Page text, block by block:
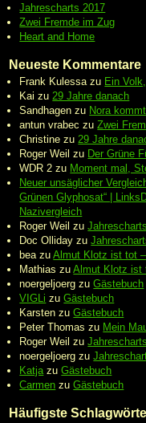
Jahrescharts 2017
Zwei Fremde im Zug
Heart and Home
Neueste Kommentare
Frank Kulessazu Ein
Kai zu29 Jahre danach
Sandhagen zu Nora
antun vrabec zuZwei
Christine zu29 Jahre
Roger Weil zu Der Grüne
WDR 2 zu Moment mal,
Neuer unsäglicher
Grünen Glyphosat“ |
Nazivergleich
Roger Weil zu
Doc Olliday zu
beazuAlmut Klotz ist tot
Mathias zuAlmut Klotz ist
noergeljoerg zuGästebuch
VIGLi zuGästebuch
Karsten zuGästebuch
Peter Thomas zu Mein
Roger Weil zu
noergeljoerg zu
KatjazuGästebuch
Carmen zuGästebuch
Häufigste